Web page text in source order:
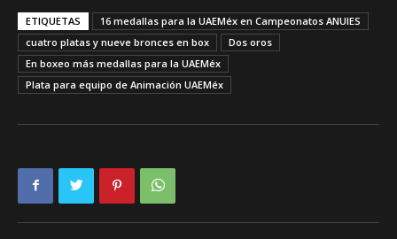
ETIQUETAS
16 medallas para la UAEMéx en Campeonatos ANUIES
cuatro platas y nueve bronces en box
Dos oros
En boxeo más medallas para la UAEMéx
Plata para equipo de Animación UAEMéx